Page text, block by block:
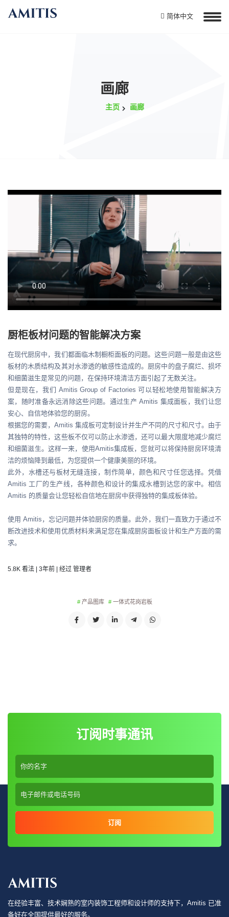
简体中文
画廊
主页 画廊
厨柜板材问题的智能解决方案
在现代厨房中，我们都面临木制橱柜面板的问题。这些问题一般是由这些
板材的木质结构及其对水渗透的敏感性造成的。厨房中的盘子腐烂、损坏
和细菌滋生是常见的问题，在保持环境清洁方面引起了无数关注。
但是现在，我们 Amitis Group of Factories 可以轻松地使用智能解决方
案，随时准备永远消除这些问题。通过生产 Amitis 集成面板，我们让您
安心、自信地体验您的厨房。
根据您的需要，Amitis 集成板可定制设计并生产不同的尺寸和尺寸。由于
其独特的特性，这些板不仅可以防止水渗透，还可以最大限度地减少腐烂
和细菌滋生。这样一来，使用Amitis集成板，您就可以将保持厨房环境清
洁的烦恼降到最低，为您提供一个健康美丽的环境。
此外，水槽还与板材无缝连接，制作简单，颜色和尺寸任您选择。凭借
Amitis 工厂的生产线，各种颜色和设计的集成水槽到达您的家中。相信
Amitis 的质量会让您轻松自信地在厨房中获得独特的集成板体验。
使用 Amitis，忘记问题并体验厨房的质量。此外，我们一直致力于通过不
断改进技术和使用优质材料来满足您在集成厨房面板设计和生产方面的需
求。
5.8K 看法 | 3年前 | 经过 管理者
产品图库 一体式花岗岩板
订阅时事通讯
订阅
在经验丰富、技术娴熟的室内装饰工程师和设计师的支持下，Amitis 已准
备好在全国提供最好的服务。